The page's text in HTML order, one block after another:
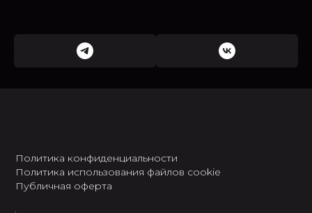
Политика конфиденциальности
Политика использования файлов cookie
Публичная оферта